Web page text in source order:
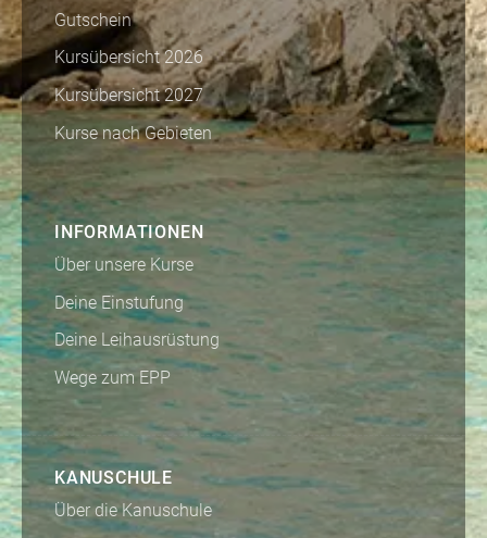
Gutschein
Kursübersicht 2026
Kursübersicht 2027
Kurse nach Gebieten
INFORMATIONEN
Über unsere Kurse
Deine Einstufung
Deine Leihausrüstung
Wege zum EPP
KANUSCHULE
Über die Kanuschule